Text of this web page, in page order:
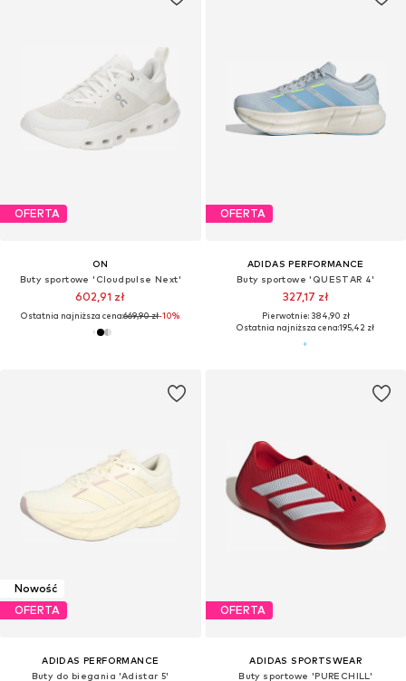
OFERTA
ON
Buty sportowe 'Cloudpulse Next'
602,91 zł
Ostatnia najniższa cena:669,90 zł-10%
OFERTA
ADIDAS PERFORMANCE
Buty sportowe 'QUESTAR 4'
327,17 zł
Pierwotnie: 384,90 zł
Ostatnia najniższa cena:195,42 zł
Nowość
OFERTA
ADIDAS PERFORMANCE
Buty do biegania 'Adistar 5'
OFERTA
ADIDAS SPORTSWEAR
Buty sportowe 'PURECHILL'